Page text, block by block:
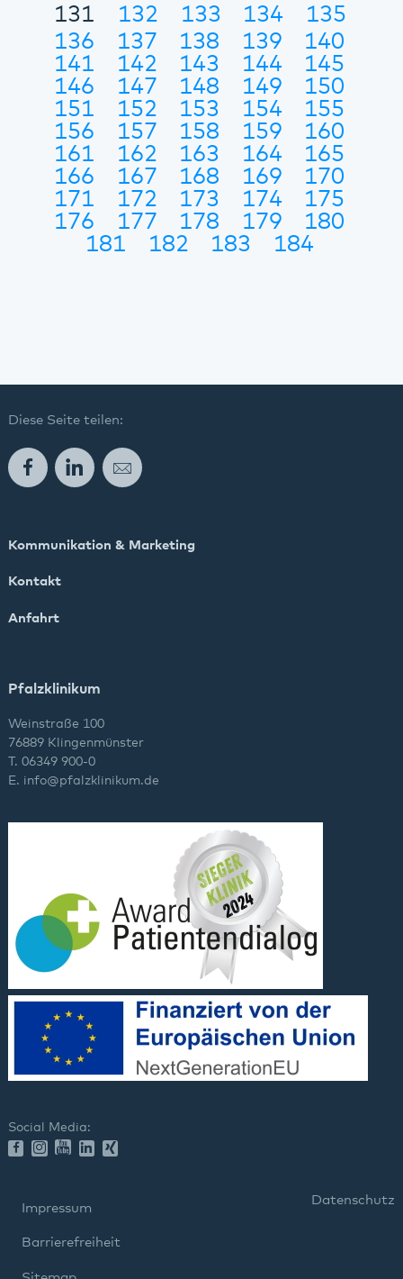
131
132 133 134
135
136
137 138 139
140
141
142 143 144
145
146
147 148 149
150
151
152 153 154
155
156
157 158 159
160
161
162 163 164
165
166
167 168 169
170
171
172 173 174
175
176
177 178 179
180
181
182 183 184
Diese Seite teilen:
FacebookLinkedInE-Mail
Kommunikation & Marketing
Kontakt
Anfahrt
Pfalzklinikum
Weinstraße 100
76889 Klingenmünster
T. 06349 900-0
E. info@pfalzklinikum.de
Social Media:
Impressum
Datenschutz
Barrierefreiheit